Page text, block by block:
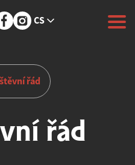
CS
řád
řád